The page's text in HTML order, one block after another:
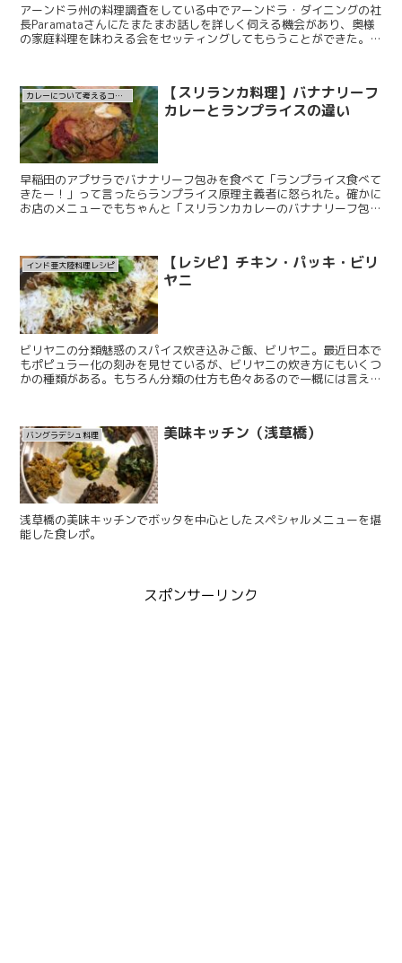
アーンドラ州の料理調査をしている中でアーンドラ・ダイニングの社
長Paramataさんにたまたまお話しを詳しく伺える機会があり、奥様
の家庭料理を味わえる会をセッティングしてもらうことができた。場
カレーについて考えるコラム
【スリランカ料理】バナナリーフ
カレーとランプライスの違い
早稲田のアプサラでバナナリーフ包みを食べて「ランプライス食べて
きたー！」って言ったらランプライス原理主義者に怒られた。確かに
お店のメニューでもちゃんと「スリランカカレーのバナナリーフ包
インド亜大陸料理レシピ
【レシピ】チキン・パッキ・ビリ
ヤニ
ビリヤニの分類魅惑のスパイス炊き込みご飯、ビリヤニ。最近日本で
もポピュラー化の刻みを見せているが、ビリヤニの炊き方にもいくつ
かの種類がある。もちろん分類の仕方も色々あるので一概には言えな
バングラデシュ料理 美味キッチン（浅草橋）
浅草橋の美味キッチンでボッタを中心としたスペシャルメニューを堪
能した食レポ。
スポンサーリンク